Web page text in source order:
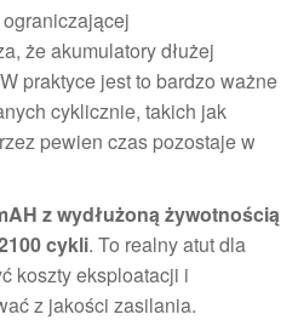
że akumulatory dłużej
praktyce jest to bardzo ważne
cyklicznie, takich jak
pewien czas pozostaje w
z wydłużoną żywotnością
cykli. To realny atut dla
koszty eksploatacji i
z jakości zasilania.